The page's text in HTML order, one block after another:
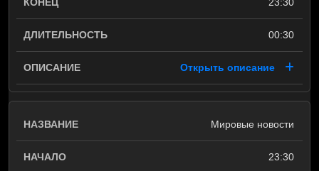
00:30
Открыть описание
Мировые новости
23:30